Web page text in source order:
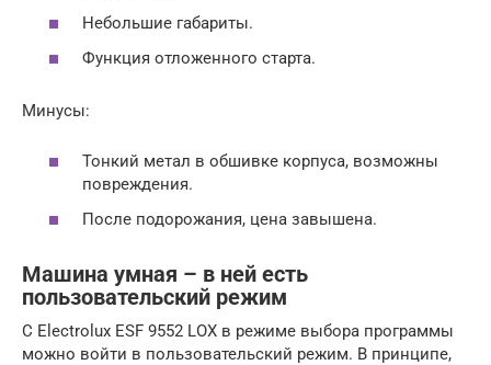
Небольшие габариты.
Функция отложенного старта.
Минусы:
Тонкий метал в обшивке корпуса, возможны
повреждения.
После подорожания, цена завышена.
Машина умная – в ней есть
пользовательский режим
С Electrolux ESF 9552 LOX в режиме выбора программы
можно войти в пользовательский режим. В принципе,